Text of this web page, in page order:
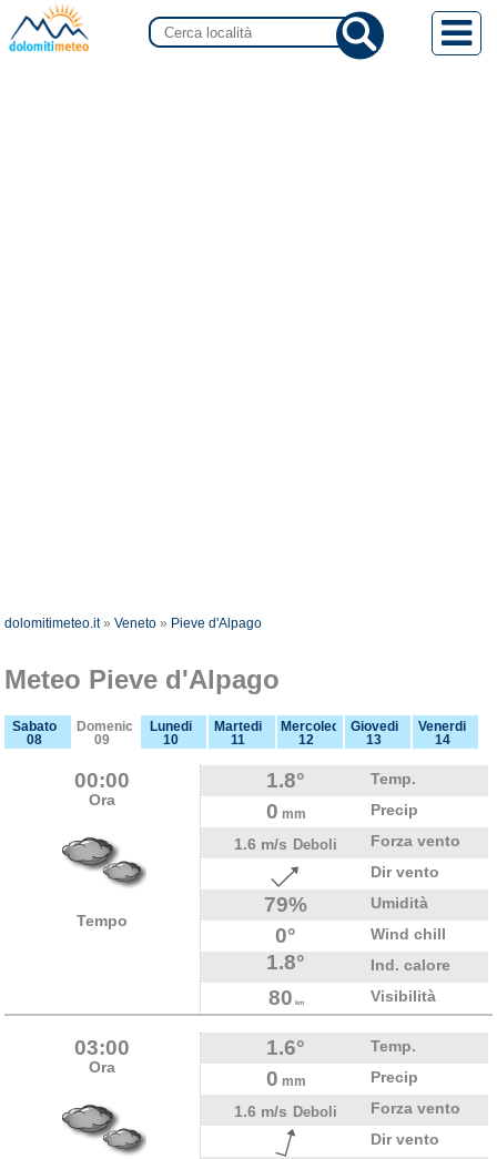
dolomitimeteo.it»Veneto » Pieve d'Alpago
Meteo Pieve d'Alpago
Sabato
08
Domenica
09
Lunedi
10
Martedi
11
Mercoledi
12
Giovedi
13
Venerdi
14
00:00
Ora
Tempo
1.8° Temp.
0 mm
Precip
1.6 m/s Deboli
Forza vento
Dir vento
79% Umidità
0° Wind chill
1.8° Ind. calore
80 km Visibilità
03:00
Ora
1.6° Temp.
0 mm
Precip
1.6 m/s Deboli
Forza vento
Dir vento